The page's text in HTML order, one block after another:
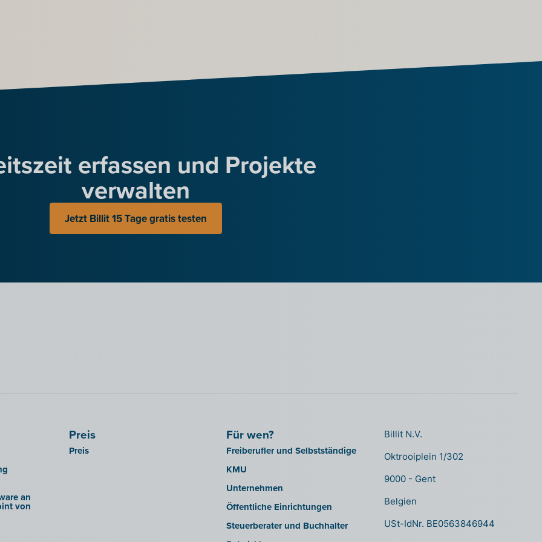
erfassen und Projekte
verwalten
Jetzt Billit 15 Tage gratis testen
an
von
Preis
Preis
Für wen?
Freiberufler und Selbstständige
KMU
Unternehmen
Öffentliche Einrichtungen
Steuerberater und Buchhalter
Billit N.V.
Oktrooiplein 1/302
9000 - Gent
Belgien
USt-IdNr. BE0563846944